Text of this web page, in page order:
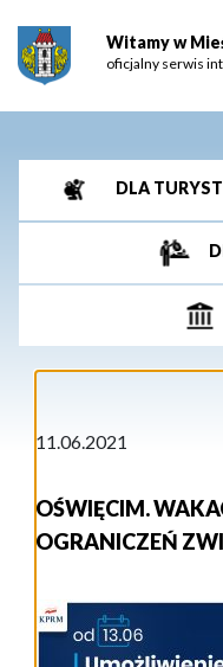
Witamy w
oficjalny serwis
DLA
11.06.2021
OŚWIĘCIM.
OGRANICZEŃ